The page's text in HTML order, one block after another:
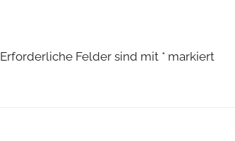
Erforderliche Felder sind mit * markiert